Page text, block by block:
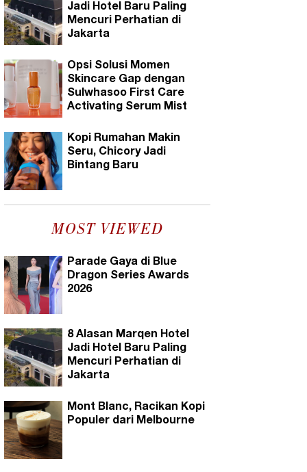
Jadi Hotel Baru Paling
Mencuri Perhatian di
Jakarta
Opsi Solusi Momen
Skincare Gap dengan
Sulwhasoo First Care
Activating Serum Mist
Kopi Rumahan Makin
Seru, Chicory Jadi
Bintang Baru
MOST VIEWED
Parade Gaya di Blue
Dragon Series Awards
2026
8 Alasan Marqen Hotel
Jadi Hotel Baru Paling
Mencuri Perhatian di
Jakarta
Mont Blanc, Racikan Kopi
Populer dari Melbourne